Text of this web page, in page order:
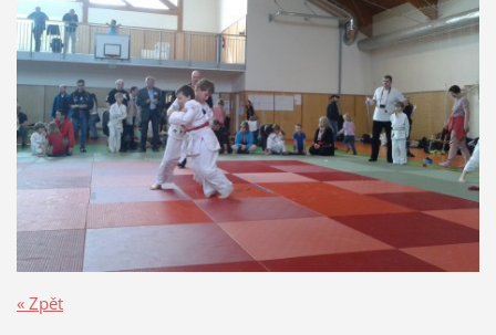
« Zpět